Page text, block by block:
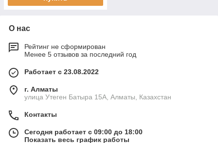
О нас
Рейтинг не сформирован
Менее 5 отзывов за последний год
Работает с 23.08.2022
г. Алматы
улица Утеген Батыра 15А, Алматы, Казахстан
Контакты
Сегодня работает с 09:00 до 18:00
Показать весь график работы